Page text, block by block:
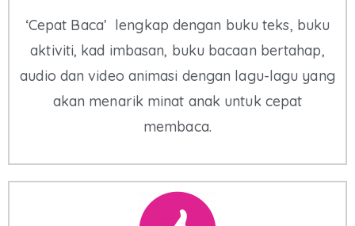
‘Cepat Baca’ lengkap dengan buku teks, buku
aktiviti, kad imbasan, buku bacaan bertahap,
audio dan video animasi dengan lagu-lagu yang
akan menarik minat anak untuk cepat
membaca.